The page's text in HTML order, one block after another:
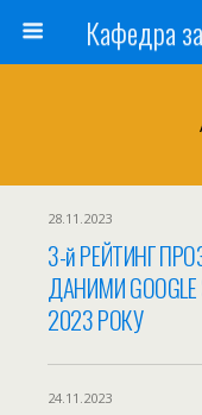
28.11.2023
3-й РЕЙТИНГ
ДАНИМИ GOOGLE
2023 РОКУ
24.11.2023